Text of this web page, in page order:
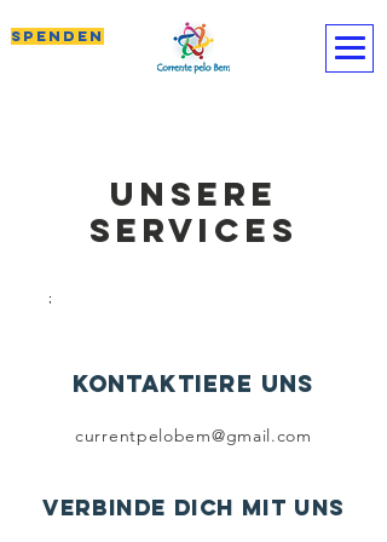
SPENDEN
Unsere
Services
;
kontaktiere uns
currentpelobem@gmail.com
verbinde dich mit uns